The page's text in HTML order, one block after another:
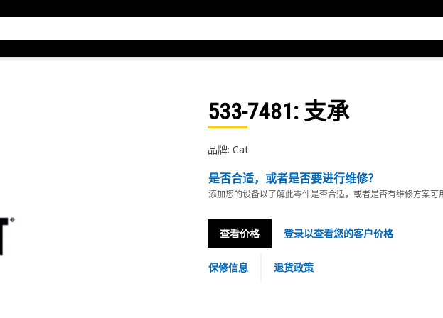
533-7481: 支承
品牌: Cat
是否合适，或者是否要进行维修？
添加您的设备以了解此零件是否合适，或者是否有维修方案可
查看价格 登录以查看您的客户价格
保修信息 退货政策